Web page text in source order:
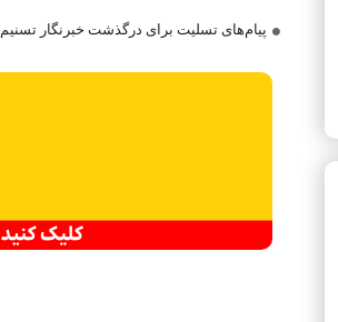
پیام‌های تسلیت برای درگذشت خبرنگار تسنیم